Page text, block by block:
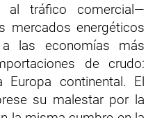
al tráfico comercial—
mercados energéticos
las economías más
de crudo:
Europa continental. El
su malestar por la